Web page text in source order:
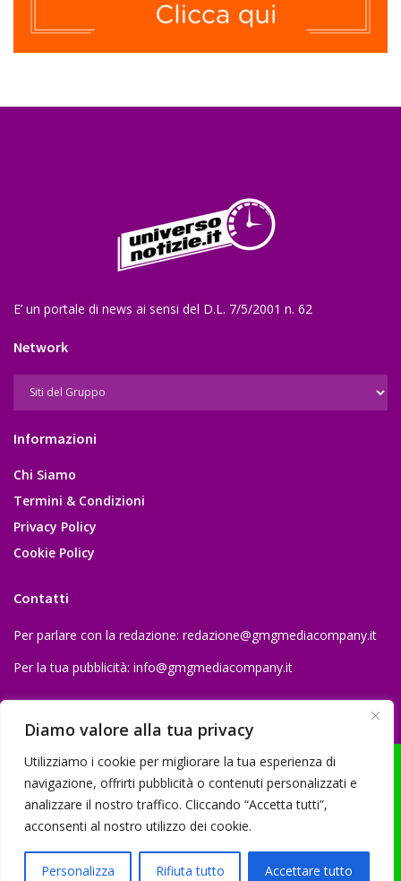
Diamo valore alla tua privacy
Utilizziamo i cookie per migliorare la tua esperienza di
navigazione, offrirti pubblicità o contenuti personalizzati e
analizzare il nostro traffico. Cliccando “Accetta tutti”,
acconsenti al nostro utilizzo dei cookie.
Personalizza Rifiuta tutto Accettare tutto
E’ un portale di news ai sensi del D.L. 7/5/2001 n. 62
Network
Informazioni
Chi Siamo
Termini & Condizioni
Privacy Policy
Cookie Policy
Contatti
Per parlare con la redazione: redazione@gmgmediacompany.it
Per la tua pubblicità: info@gmgmediacompany.it
03234710642 | C.F: MSSGLC89D15L483O | REA: AV - 313130 | Domicilio
digitale: gmgmediacompany@pec.it